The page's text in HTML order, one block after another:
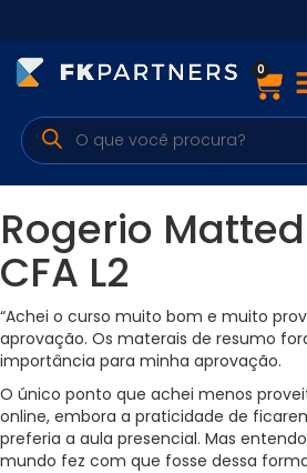
Cursos
Preparatórios Nacionais
Internacionais
Finanças & Edu.
Por atuação
Navegação
Sobre nós
0
Rogerio
CFA L2
“Achei o curso muito bom e muito
aprovação. Os materais de resumo
importância para minha aprovação.
O único ponto que achei menos
online, embora a praticidade de
preferia a aula presencial. Mas
mundo fez com que fosse dessa